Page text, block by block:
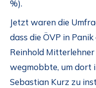
%).
Jetzt waren die
dass die ÖVP in
Reinhold
wegmobbte, um dort
Sebastian Kurz zu